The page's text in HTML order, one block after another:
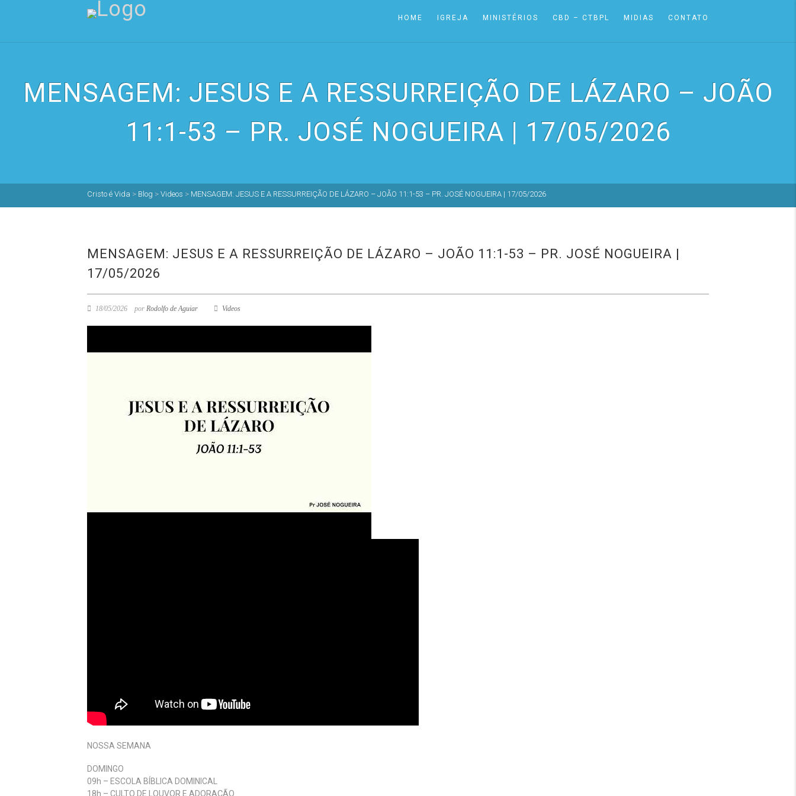
HOME IGREJA MINISTÉRIOS CBD – CTBPL MIDIAS CONTATO
MENSAGEM: JESUS E A RESSURREIÇÃO DE LÁZARO – JOÃO
11:1-53 – PR. JOSÉ NOGUEIRA | 17/05/2026
Cristo é Vida > Blog > Videos > MENSAGEM: JESUS E A RESSURREIÇÃO DE LÁZARO – JOÃO 11:1-53 – PR. JOSÉ NOGUEIRA | 17/05/2026
MENSAGEM: JESUS E A RESSURREIÇÃO DE LÁZARO – JOÃO 11:1-53 – PR. JOSÉ NOGUEIRA |
17/05/2026
18/05/2026 por Rodolfo de Aguiar Videos
NOSSA SEMANA
DOMINGO
09h – ESCOLA BÍBLICA DOMINICAL
18h – CULTO DE LOUVOR E ADORAÇÃO